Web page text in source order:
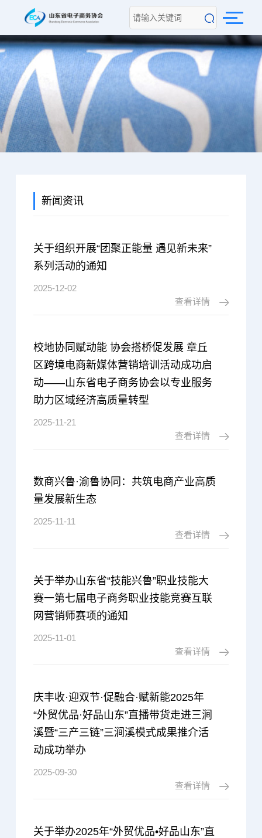
新闻资讯
关于组织开展“团聚正能量 遇见新未来”
系列活动的通知
2025-12-02
查看详情
校地协同赋动能 协会搭桥促发展 章丘
区跨境电商新媒体营销培训活动成功启
动——山东省电子商务协会以专业服务
助力区域经济高质量转型
2025-11-21
查看详情
数商兴鲁·渝鲁协同：共筑电商产业高质
量发展新生态
2025-11-11
查看详情
关于举办山东省“技能兴鲁”职业技能大
赛一第七届电子商务职业技能竞赛互联
网营销师赛项的通知
2025-11-01
查看详情
庆丰收·迎双节·促融合·赋新能2025年
“外贸优品·好品山东”直播带货走进三涧
溪暨“三产三链”三涧溪模式成果推介活
动成功举办
2025-09-30
查看详情
关于举办2025年“外贸优品•好品山东”直